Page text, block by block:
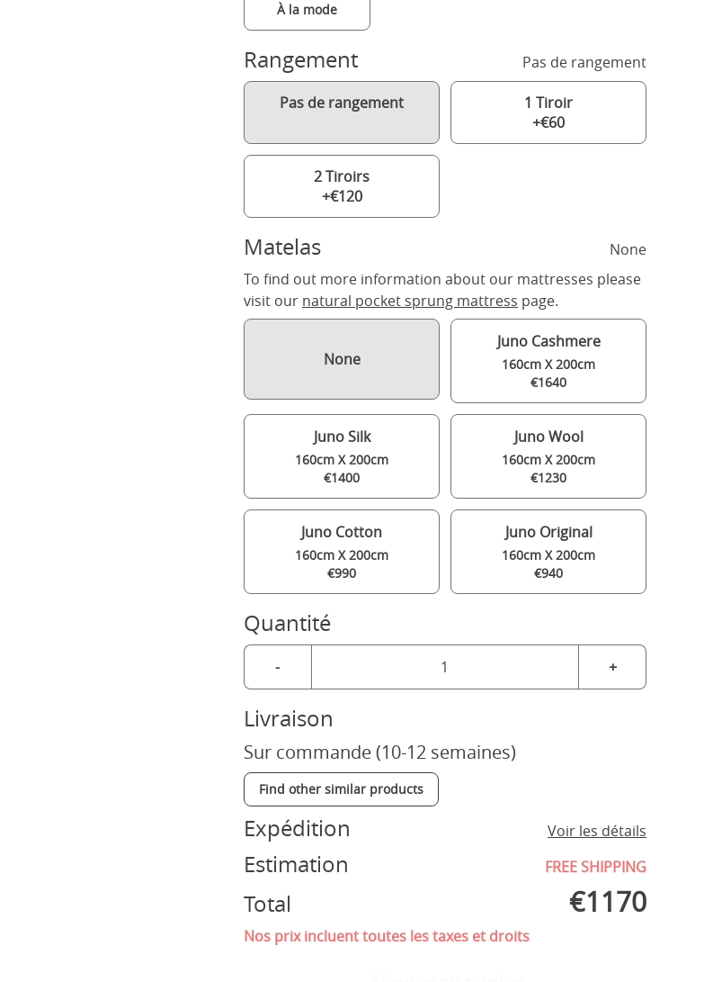
À la mode
Rangement Pas de rangement
Pas de rangement
1 Tiroir
+€60
2 Tiroirs
+€120
Matelas
None
To find out more information about our mattresses please
visit our natural pocket sprung mattress page.
None
Juno Cashmere
160cm X 200cm
€1640
Juno Silk
160cm X 200cm
€1400
Juno Wool
160cm X 200cm
€1230
Juno Cotton
160cm X 200cm
€990
Juno Original
160cm X 200cm
€940
Quantité
- +
Livraison
Sur commande (10-12 semaines)
Find other similar products
Expédition Voir les détails
Estimation FREE SHIPPING
Total €1170
Nos prix incluent toutes les taxes et droits